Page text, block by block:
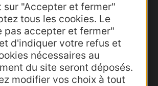
sur "Accepter et fermer"
tous les cookies. Le
pas accepter et fermer"
d'indiquer votre refus et
nécessaires au
du site seront déposés.
modifier vos choix à tout